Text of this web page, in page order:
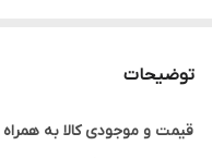
توضیحات